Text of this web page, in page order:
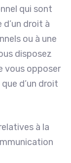
qui sont
droit à
ou à une
disposez
vous opposer
d’un droit
à la